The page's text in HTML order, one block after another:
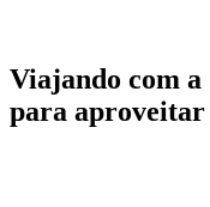
Viajando com a
para aproveitar